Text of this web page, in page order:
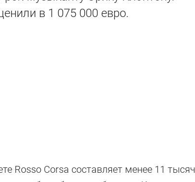
в 1 075 000 евро.
Rosso Corsa составляет менее 11 тысяч